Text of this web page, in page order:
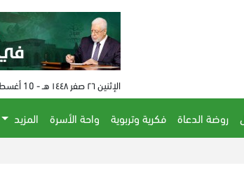
الإثنين ٢٦ صفر ١٤٤٨ هـ - 10 أغسطس 2026 م - الساعة 05:25 م
روضة الدعاة فكرية وتربوية واحة الأسرة
المزيد